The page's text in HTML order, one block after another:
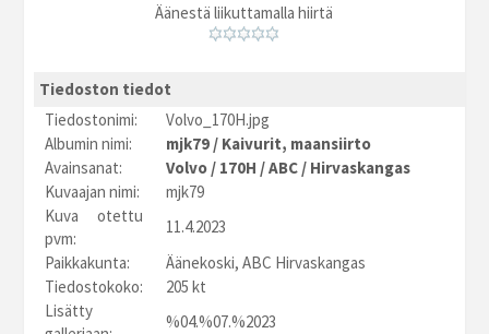
Äänestä liikuttamalla hiirtä
Tiedoston tiedot
Tiedostonimi:
Volvo_170H.jpg
Albumin nimi:
mjk79 / Kaivurit, maansiirto
Avainsanat:
Volvo / 170H /ABC / Hirvaskangas
Kuvaajan nimi:
mjk79
Kuva otettu
pvm:
11.4.2023
Paikkakunta:
Äänekoski, ABC Hirvaskangas
Tiedostokoko:
205 kt
Lisätty
%04.%07.%2023